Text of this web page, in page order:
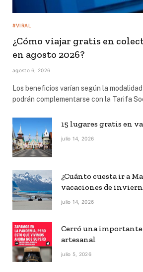
#VIRAL
¿Cómo viajar gratis en
en agosto 2026?
agosto 6, 2026
Los beneficios varían según la
podrán complementarse con la Tarifa
15 lugares gratis en
julio 14, 2026
¿Cuánto cuesta ir a
vacaciones de
julio 14, 2026
Cerró una importante
artesanal
julio 5, 2026